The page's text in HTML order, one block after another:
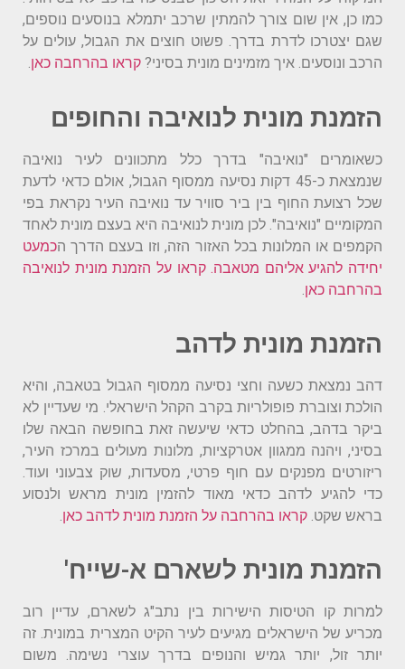
כמו כן, אין שום צורך להמתין שרכב יתמלא בנוסעים נוספים,
שגם יצטרכו לדרת בדרך. פשוט חוצים את הגבול, עולים על
הרכב ונוסעים. איך מזמינים מונית בסיני? קראו בהרחבה כאן.
הזמנת מונית לנואיבה והחופים
כשאומרים "נואיבה" בדרך כלל מתכוונים לעיר נואיבה
שנמצאת כ-45 דקות נסיעה ממסוף הגבול, אולם כדאי לדעת
שכל רצועת החוף בין ביר סוויר עד נואיבה העיר נקראת בפי
המקומיים "נואיבה". לכן מונית לנואיבה היא בעצם מונית לאחד
הקמפים או המלונות בכל האזור הזה, וזו בעצם הדרך הכמעט
יחידה להגיע אליהם מטאבה. קראו על הזמנת מונית לנואיבה
בהרחבה כאן
הזמנת מונית לדהב
דהב נמצאת כשעה וחצי נסיעה ממסוף הגבול בטאבה, והיא
הולכת וצוברת פופולריות בקרב הקהל הישראלי. מי שעדיין לא
ביקר בדהב, בהחלט כדאי שיעשה זאת בחופשה הבאה שלו
בסיני, ויהנה ממגוון אטרקציות, מלונות מעולים במרכז העיר,
ריזורטים מפנקים עם חוף פרטי, מסעדות, שוק צבעוני ועוד.
כדי להגיע לדהב כדאי מאוד להזמין מונית מראש ולנסוע
בראש שקט. קראו בהרחבה על הזמנת מונית לדהב כאן.
הזמנת מונית לשארם א-שייח'
למרות קו הטיסות הישירות בין נתב"ג לשארם, עדיין רוב
מכריע של הישראלים מגיעים לעיר הקיט המצרית במונית. זה
יותר זול, יותר גמיש והנופים בדרך עוצרי נשימה. משום